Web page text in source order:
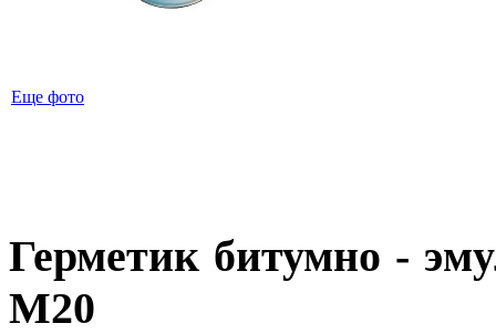
Еще фото
Герметик битумно -
M20